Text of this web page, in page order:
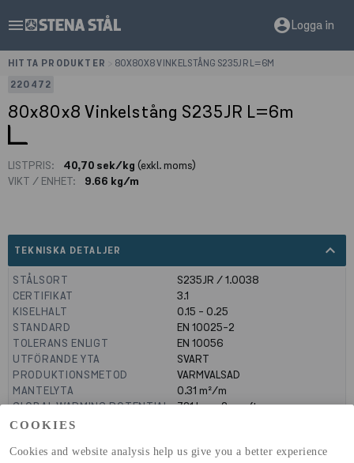
COOKIES
Cookies and website analysis help us give you a better experience
menu account_circleLogga in
HITTA PRODUKTER
80X80X8 VINKELSTÅNG S235JR L=6M
220472
80x80x8 Vinkelstång S235JR L=6m
LISTPRIS: 40,70 sek/kg (exkl. moms)
VIKT / ENHET:
9.66 kg/m
TEKNISKA DETALJER expand_less
STÅLSORT
S235JR / 1.0038
CERTIFIKAT
3.1
KISELHALT
0.15 - 0.25
STANDARD
EN 10025-2
TOLERANS ENLIGT
EN 10056
UTFÖRANDE YTA
SVART
PRODUKTIONSMETOD
VARMVALSAD
MANTELYTA
0.31 m²/m
GLOBAL WARMING POTENTIAL
(A1-A3)
721kg co2-eq./ton
(A4)